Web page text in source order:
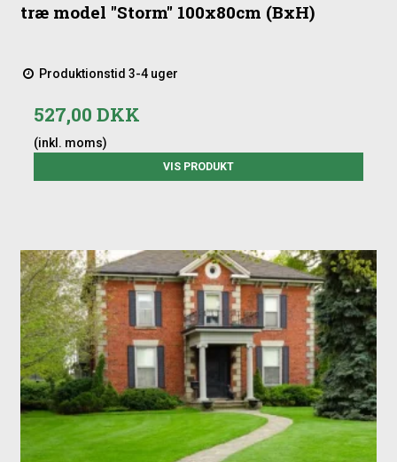
træ model "Storm" 100x80cm (BxH)
Produktionstid 3-4 uger
527,00 DKK
(inkl. moms)
VIS PRODUKT